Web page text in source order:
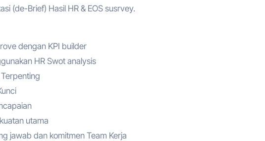
(de-Brief) Hasil HR & EOS susrvey.
dengan KPI builder
HR Swot analysis
utama
jawab dan komitmen Team Kerja